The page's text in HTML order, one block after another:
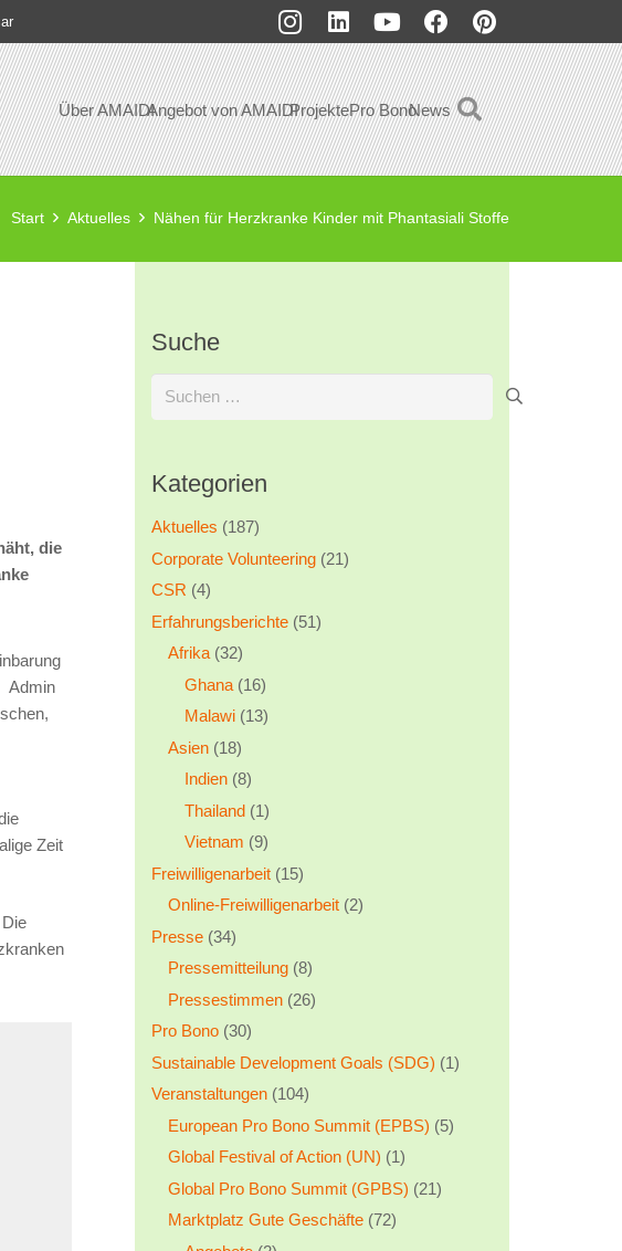
Über AMAIDIAngebot von AMAIDIProjektePro BonoNews
Start Aktuelles Nähen für Herzkranke Kinder mit Phantasiali Stoffe
die
Admin
Zeit
Suche
Kategorien
Aktuelles (187)
Corporate Volunteering(21)
CSR (4)
Erfahrungsberichte(51)
Afrika(32)
Ghana(16)
Malawi(13)
Asien(18)
Indien(8)
Thailand(1)
Vietnam (9)
Freiwilligenarbeit(15)
Online-Freiwilligenarbeit(2)
Presse(34)
Pressemitteilung(8)
Pressestimmen(26)
Pro Bono(30)
Sustainable Development Goals (SDG) (1)
Veranstaltungen(104)
European Pro Bono Summit (EPBS) (5)
Global Festival of Action (UN) (1)
Global Pro Bono Summit (GPBS) (21)
Marktplatz Gute Geschäfte(72)